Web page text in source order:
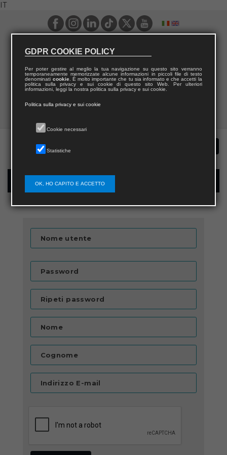
IT
Registrazione nuovo utente per acquisti sul sito
Nome utente
Password
Ripeti password
Nome
Cognome
Indirizzo E-mail
GDPR COOKIE POLICY
Per poter gestire al meglio la tua navigazione su questo sito verranno
temporaneamente memorizzate alcune informazioni in piccoli file di testo
denominati cookie. È molto importante che tu sia informato e che accetti la
politica sulla privacy e sui cookie di questo sito Web. Per ulteriori
informazioni, leggi la nostra politica sulla privacy e sui cookie.
Politica sulla privacy e sui cookie
Cookie necessari
Statistiche
OK, HO CAPITO E ACCETTO